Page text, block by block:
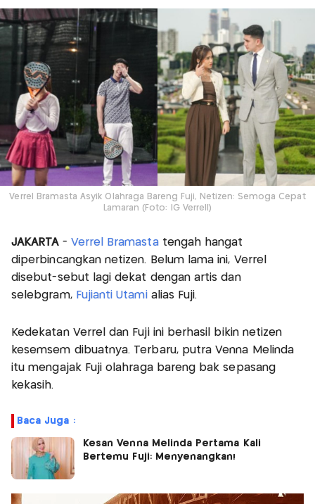
Verrel Bramasta Asyik Olahraga Bareng Fuji, Netizen: Semoga Cepat
Lamaran (Foto: IG Verrell)
JAKARTA - Verrel Bramastatengah hangat
diperbincangkan netizen. Belum lama ini, Verrel
disebut-sebut lagi dekat dengan artis dan
selebgram, Fujianti Utamialias Fuji.
Kedekatan Verrel dan Fuji ini berhasil bikin netizen
kesemsem dibuatnya. Terbaru, putra Venna Melinda
itu mengajak Fuji olahraga bareng bak sepasang
kekasih.
Baca Juga :
Kesan Venna Melinda Pertama Kali
Bertemu Fuji: Menyenangkan!